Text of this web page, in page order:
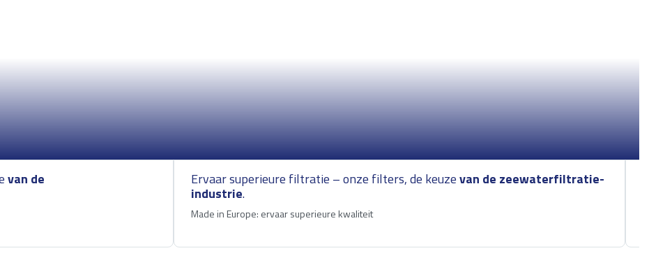
van de Ervaar superieure filtratie – onze filters, de keuzevan de zeewaterfiltratie-
industrie.
Made in Europe: ervaar superieure kwaliteit